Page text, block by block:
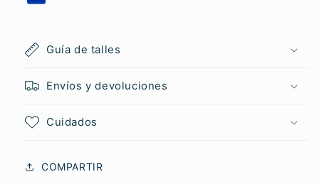
Guía de talles
Envíos y devoluciones
Cuidados
COMPARTIR